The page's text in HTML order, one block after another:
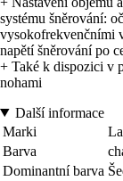
systému šněrování:
vysokofrekvenčními
napětí šněrování po
+ Také k dispozici v
nohami
Další informace
Marki
Barva
Dominantní barva